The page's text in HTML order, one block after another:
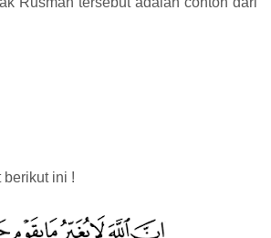
berikut ini !